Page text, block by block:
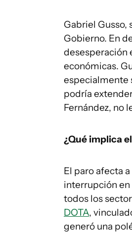
Gabriel Gusso,
Gobierno. En
desesperación
económicas.
especialmente
podría
Fernández, no
¿Qué implica
El paro afecta
interrupción en
todos los
DOTA,
generó una